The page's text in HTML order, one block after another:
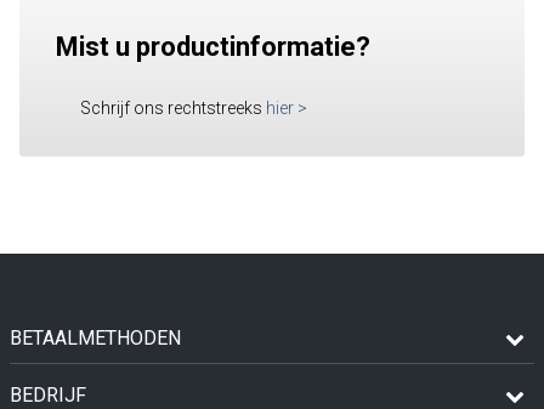
Mist u productinformatie?
Schrijf ons rechtstreeks hier >
BETAALMETHODEN
BEDRIJF